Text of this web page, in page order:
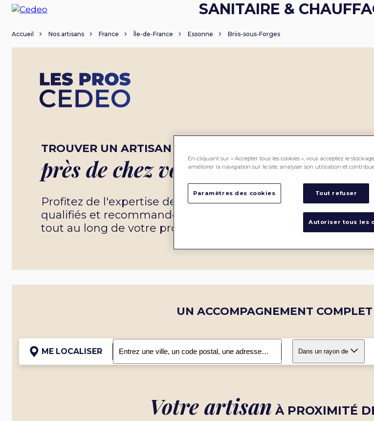
SANITAIRE &
Accueil Nos artisans France Île-de-France Essonne Briis-sous-Forges
TROUVER UN ARTISAN
près de chez vous
Profitez de l'expertise de nos PROS CEDEO, des
qualifiés et recommandés par CEDEO, pour vous
tout au long de votre projet.
UN ACCOMPAGNEMENT
ME LOCALISER Dans un rayon de
Votre artisan À PROXIMITÉ
En cliquant sur « Accepter tous les cookies », vous acceptez le
améliorer la navigation sur le site, analyser son utilisation et
Paramètres des cookies Tout refuser
Autoriser tous les